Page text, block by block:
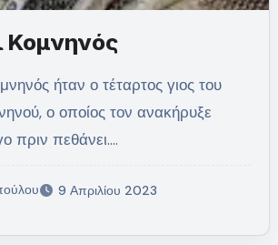
ο οποίος τον ανακήρυξε
πριν πεθάνει.…
9 Απριλίου 2023